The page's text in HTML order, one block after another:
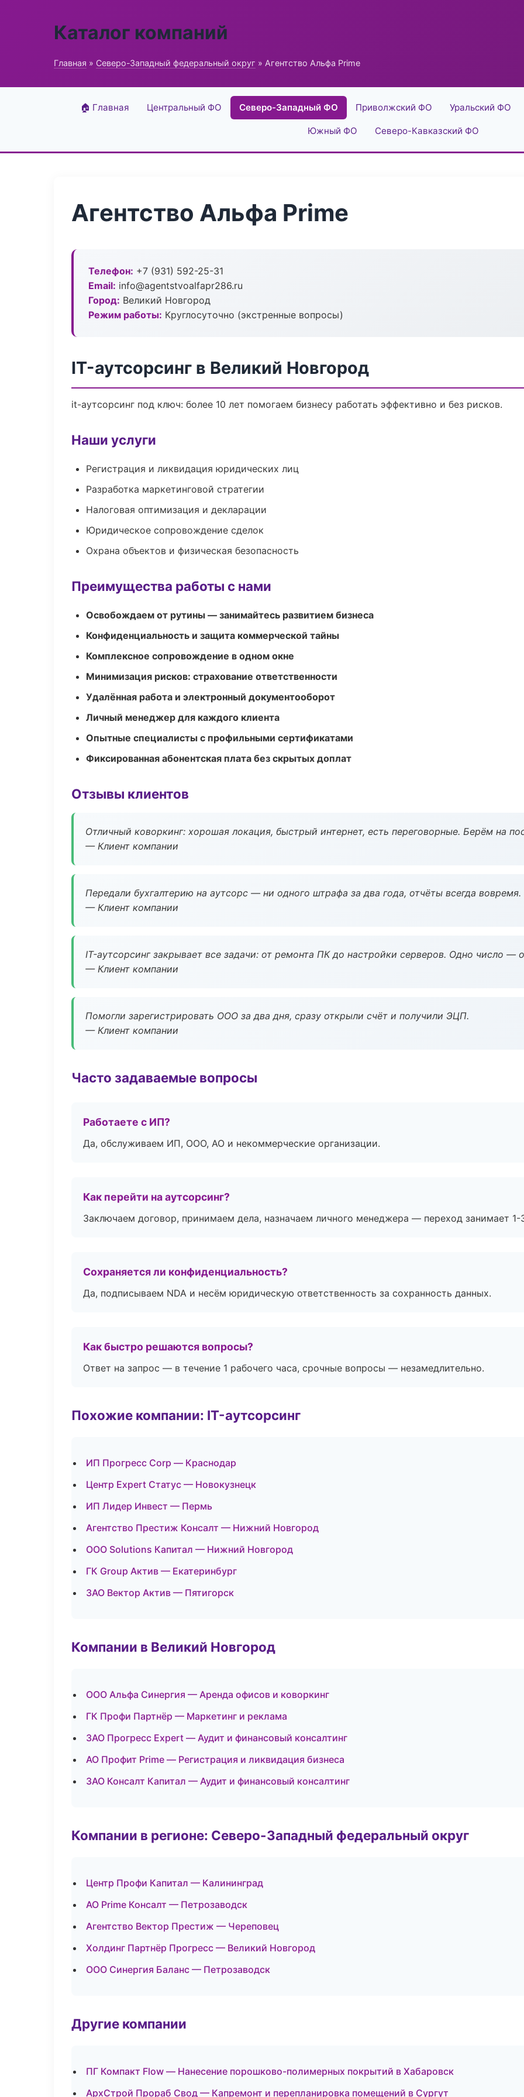
Каталог компаний
Главная » Северо-Западный федеральный округ » Агентство Альфа Prime
🏠 Главная Центральный ФО Северо-Западный ФО Приволжский ФО Уральский ФО
Южный ФО Северо-Кавказский ФО
Агентство Альфа Prime
Телефон: +7 (931) 592-25-31
Email: info@agentstvoalfapr286.ru
Город: Великий Новгород
Режим работы: Круглосуточно (экстренные вопросы)
IT-аутсорсинг в Великий Новгород
it-аутсорсинг под ключ: более 10 лет помогаем бизнесу работать эффективно и без рисков.
Наши услуги
Регистрация и ликвидация юридических лиц
Разработка маркетинговой стратегии
Налоговая оптимизация и декларации
Юридическое сопровождение сделок
Охрана объектов и физическая безопасность
Преимущества работы с нами
Освобождаем от рутины — занимайтесь развитием бизнеса
Конфиденциальность и защита коммерческой тайны
Комплексное сопровождение в одном окне
Минимизация рисков: страхование ответственности
Удалённая работа и электронный документооборот
Личный менеджер для каждого клиента
Опытные специалисты с профильными сертификатами
Фиксированная абонентская плата без скрытых доплат
Отзывы клиентов
Отличный коворкинг: хорошая локация, быстрый интернет, есть переговорные. Берём на
— Клиент компании
Передали бухгалтерию на аутсорс — ни одного штрафа за два года, отчёты всегда вовремя.
— Клиент компании
IT-аутсорсинг закрывает все задачи: от ремонта ПК до настройки серверов. Одно число —
— Клиент компании
Помогли зарегистрировать ООО за два дня, сразу открыли счёт и получили ЭЦП.
— Клиент компании
Часто задаваемые вопросы
Работаете с ИП?
Да, обслуживаем ИП, ООО, АО и некоммерческие организации.
Как перейти на аутсорсинг?
Заключаем договор, принимаем дела, назначаем личного менеджера — переход занимает 1-
Сохраняется ли конфиденциальность?
Да, подписываем NDA и несём юридическую ответственность за сохранность данных.
Как быстро решаются вопросы?
Ответ на запрос — в течение 1 рабочего часа, срочные вопросы — незамедлительно.
Похожие компании: IT-аутсорсинг
ИП Прогресс Corp — Краснодар
Центр Expert Статус — Новокузнецк
ИП Лидер Инвест — Пермь
Агентство Престиж Консалт — Нижний Новгород
ООО Solutions Капитал — Нижний Новгород
ГК Group Актив — Екатеринбург
ЗАО Вектор Актив — Пятигорск
Компании в Великий Новгород
ООО Альфа Синергия — Аренда офисов и коворкинг
ГК Профи Партнёр — Маркетинг и реклама
ЗАО Прогресс Expert — Аудит и финансовый консалтинг
АО Профит Prime — Регистрация и ликвидация бизнеса
ЗАО Консалт Капитал — Аудит и финансовый консалтинг
Компании в регионе: Северо-Западный федеральный округ
Центр Профи Капитал — Калининград
АО Prime Консалт — Петрозаводск
Агентство Вектор Престиж — Череповец
Холдинг Партнёр Прогресс — Великий Новгород
ООО Синергия Баланс — Петрозаводск
Другие компании
ПГ Компакт Flow — Нанесение порошково-полимерных покрытий в Хабаровск
АрхСтрой Прораб Свод — Капремонт и перепланировка помещений в Сургут